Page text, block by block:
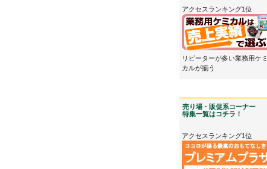
アクセスランキング1位
リピーターが多い業務用ケミ
カルが揃う
売り場・販促系コーナー
特集一覧はコチラ！
アクセスランキング1位